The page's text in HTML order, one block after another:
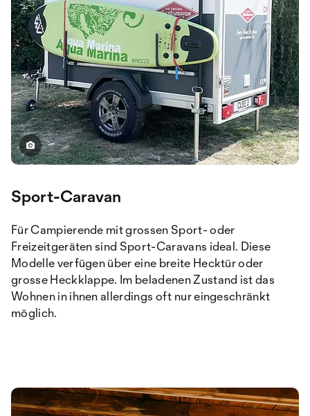
Sport-Caravan
Für Campierende mit grossen Sport- oder
Freizeitgeräten sind Sport-Caravans ideal. Diese
Modelle verfügen über eine breite Hecktür oder
grosse Heckklappe. Im beladenen Zustand ist das
Wohnen in ihnen allerdings oft nur eingeschränkt
möglich.